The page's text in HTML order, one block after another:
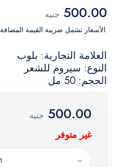
500.00 جنيه
.الأسعار تشمل ضريبة القيمة المضافة
العلامة التجارية: بلوب
النوع: سيروم للشعر
الحجم: 50 مل
500.00 جنيه
غير متوفر